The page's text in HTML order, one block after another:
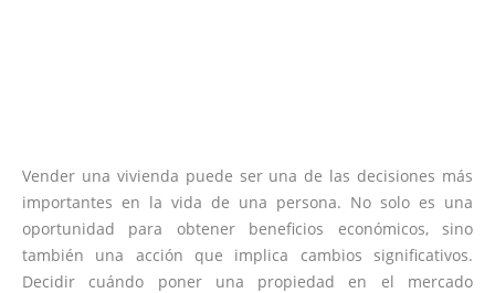
Vender una vivienda puede ser una de las decisiones más
importantes en la vida de una persona. No solo es una
oportunidad para obtener beneficios económicos, sino
también una acción que implica cambios significativos.
Decidir cuándo poner una propiedad en el mercado